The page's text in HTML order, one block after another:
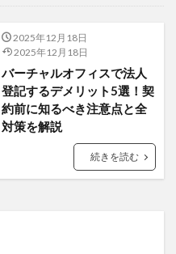
2025年12月18日
2025年12月18日
バーチャルオフィスで法人
登記するデメリット5選！契
約前に知るべき注意点と全
対策を解説
続きを読む